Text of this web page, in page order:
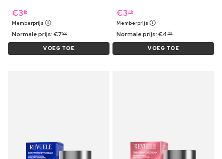
€3 19
Memberprijs
Normale prijs:€7 09
VOEG TOE
€3 49
Memberprijs
Normale prijs:€4 49
VOEG TOE